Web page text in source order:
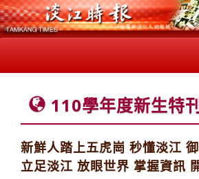
110學年度新生特
新鮮人踏上五虎崗 秒懂淡江
立足淡江 放眼世界 掌握資訊